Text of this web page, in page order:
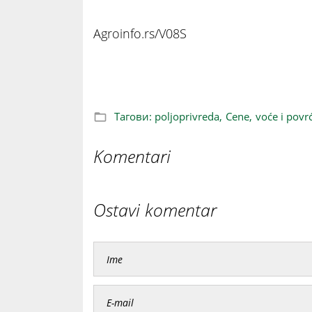
Agroinfo.rs/V08S
Тагови: poljoprivreda, Cene, voće i
Komentari
Ostavi komentar